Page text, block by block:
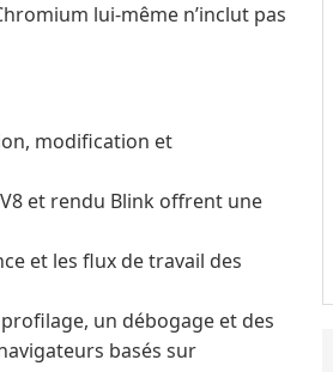
lui-même n’inclut pas
modification et
et rendu Blink offrent une
et les flux de travail des
un débogage et des
basés sur